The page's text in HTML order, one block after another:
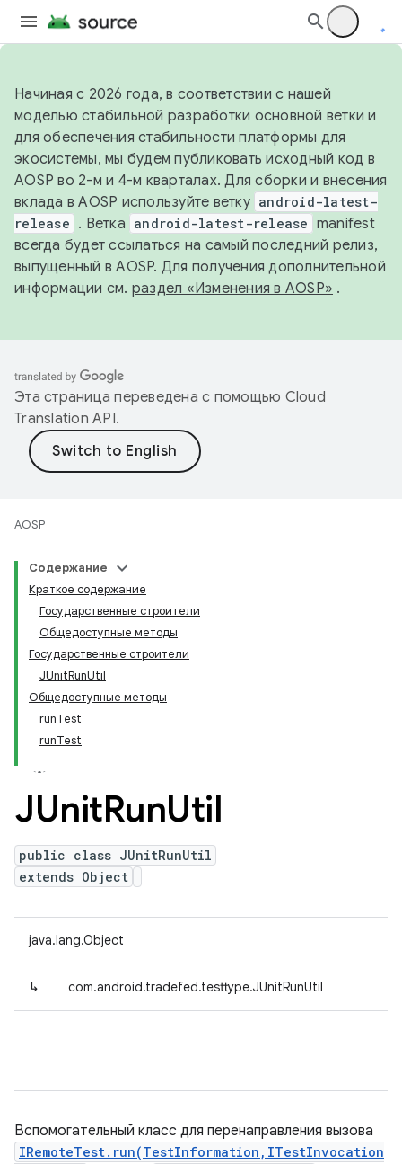
Начиная с 2026 года, в соответствии с нашей
моделью стабильной разработки основной ветки и
для обеспечения стабильности платформы для
экосистемы, мы будем публиковать исходный код в
AOSP во 2-м и 4-м кварталах. Для сборки и внесения
вклада в AOSP используйте ветку android-latest-
release . Ветка android-latest-release manifest
всегда будет ссылаться на самый последний релиз,
выпущенный в AOSP. Для получения дополнительной
информации см. раздел «Изменения в AOSP» .
Эта страница переведена с помощью Cloud
Translation API.
AOSP
Содержание
Краткое содержание
Государственные строители
Общедоступные методы
Государственные строители
JUnitRunUtil
Общедоступные методы
runTest
runTest
JUnitRunUtil
public class JUnitRunUtil
extends Object
java.lang.Object
↳ com.android.tradefed.testtype.JUnitRunUtil
Вспомогательный класс для перенаправления вызова
IRemoteTest.run(TestInformation,ITestInvocation